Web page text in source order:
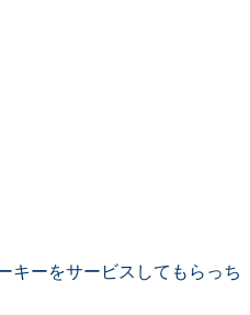
キーをサービスしてもらっち